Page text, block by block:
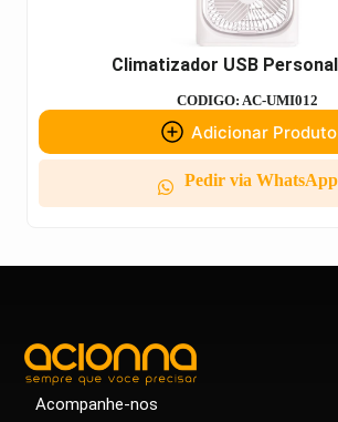
Climatizador USB
CODIGO: AC-UMI012
Adicionar Produto
Pedir via WhatsApp
Acompanhe-nos